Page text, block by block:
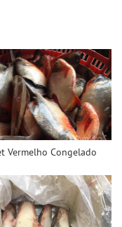
Vermelho Congelado